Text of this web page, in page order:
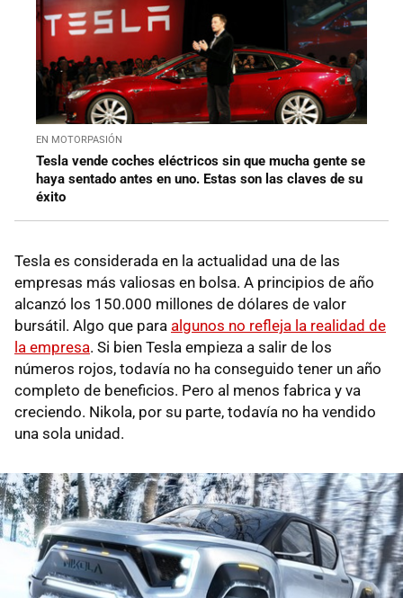
EN MOTORPASIÓN
Tesla vende coches eléctricos sin que mucha gente se
haya sentado antes en uno. Estas son las claves de su
éxito
Tesla es considerada en la actualidad una de las
empresas más valiosas en bolsa. A principios de año
alcanzó los 150.000 millones de dólares de valor
bursátil. Algo que para algunos no refleja la realidad de
la empresa. Si bien Tesla empieza a salir de los
números rojos, todavía no ha conseguido tener un año
completo de beneficios. Pero al menos fabrica y va
creciendo. Nikola, por su parte, todavía no ha vendido
una sola unidad.